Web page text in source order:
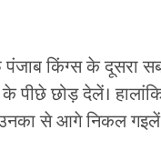
किंग्स के दूसरा
पीछे छोड़ देलें।
उनका से आगे निकल